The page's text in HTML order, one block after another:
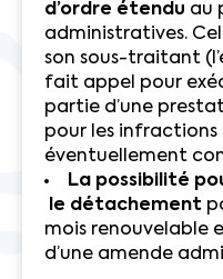
d’ordre étendu au
administratives.
son sous-traitant
fait appel pour
partie d’une
pour les infractions
éventuellement
La possibilité
le détachement
mois renouvelable
d’une amende